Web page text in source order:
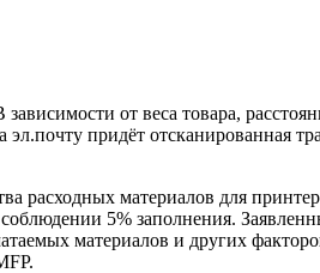
от веса товара,
придёт отсканированная
расходных материалов для
5% заполнения.
материалов и других